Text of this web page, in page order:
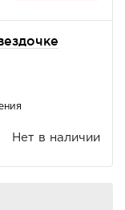
Нет в наличии